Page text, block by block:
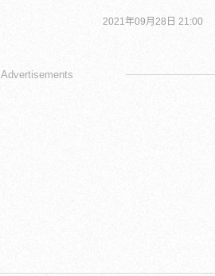
2021年09月28日 21:00
Advertisements